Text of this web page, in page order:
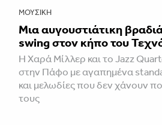
ΜΟΥΣΙΚΉ
Μια αυγουστιάτικη
swing στον κήπο του
Η Χαρά Μίλλερ και το Jazz
στην Πάφο με αγαπημένα
και μελωδίες που δεν χάνουν
τους